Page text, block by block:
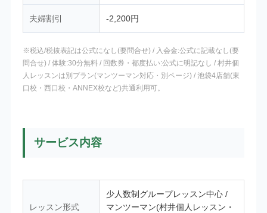
夫婦割引 -2,200円
※税込/税抜表記は公式になし(要問合せ) / 入会金:公式に記載なし(要
問合せ) / 体験:30分無料 / 回数券・都度払い:公式に明記なし / 村井個
人レッスンは別プラン(マンツーマン対応・別ページ) / 池袋4店舗(東
口校・西口校・ANNEX校など)共通利用可。
サービス内容
レッスン形式
少人数制グループレッスン中心 /
マンツーマン(村井個人レッスン・